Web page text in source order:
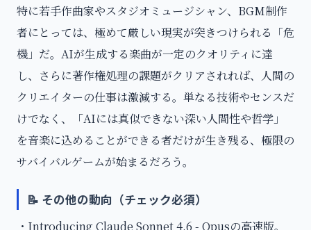
特に若手作曲家やスタジオミュージシャン、BGM制作
者にとっては、極めて厳しい現実が突きつけられる「危
機」だ。AIが生成する楽曲が一定のクオリティに達
し、さらに著作権処理の課題がクリアされれば、人間の
クリエイターの仕事は激減する。単なる技術やセンスだ
けでなく、「AIには真似できない深い人間性や哲学」
を音楽に込めることができる者だけが生き残る、極限の
サバイバルゲームが始まるだろう。
📝 その他の動向（チェック必須）
・Introducing Claude Sonnet 4.6 - Opusの高速版。